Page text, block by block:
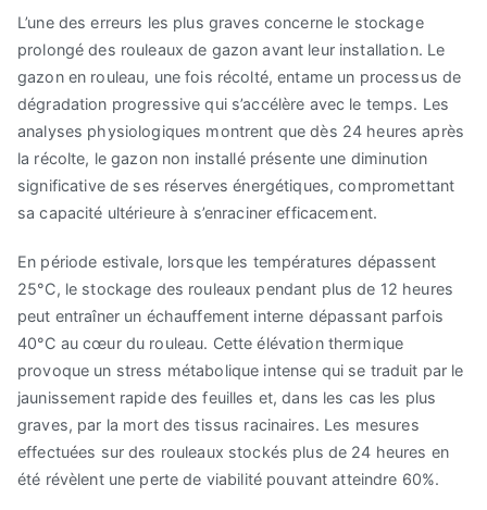
L’une des erreurs les plus graves concerne le stockage
prolongé des rouleaux de gazon avant leur installation. Le
gazon en rouleau, une fois récolté, entame un processus de
dégradation progressive qui s’accélère avec le temps. Les
analyses physiologiques montrent que dès 24 heures après
la récolte, le gazon non installé présente une diminution
significative de ses réserves énergétiques, compromettant
sa capacité ultérieure à s’enraciner efficacement.
En période estivale, lorsque les températures dépassent
25°C, le stockage des rouleaux pendant plus de 12 heures
peut entraîner un échauffement interne dépassant parfois
40°C au cœur du rouleau. Cette élévation thermique
provoque un stress métabolique intense qui se traduit par le
jaunissement rapide des feuilles et, dans les cas les plus
graves, par la mort des tissus racinaires. Les mesures
effectuées sur des rouleaux stockés plus de 24 heures en
été révèlent une perte de viabilité pouvant atteindre 60%.